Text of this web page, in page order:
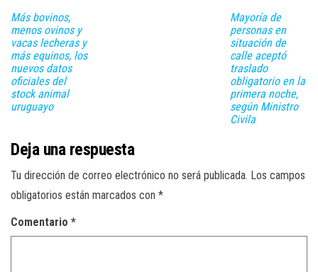
Más bovinos,
menos ovinos y
vacas lecheras y
más equinos, los
nuevos datos
oficiales del
stock animal
uruguayo
Mayoría de
personas en
situación de
calle aceptó
traslado
obligatorio en la
primera noche,
según Ministro
Civila
Deja una respuesta
Tu dirección de correo electrónico no será publicada. Los campos
obligatorios están marcados con *
Comentario *